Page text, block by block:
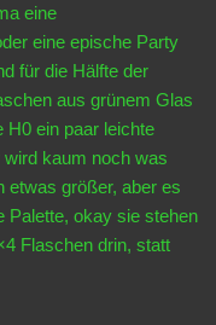
eine
eine epische Party
für die Hälfte der
aus grünem Glas
H0 ein paar leichte
kaum noch was
etwas größer, aber es
Palette, okay sie stehen
Flaschen drin, statt